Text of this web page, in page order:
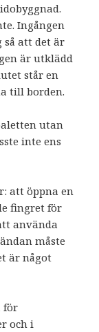
Ingången
att det är
är utklädd
står en
till borden.
utan
inte ens
att öppna en
fingret för
använda
måste
är något
för
och i